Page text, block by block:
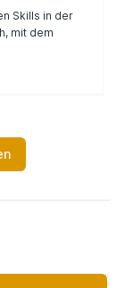
Skills in der
mit dem